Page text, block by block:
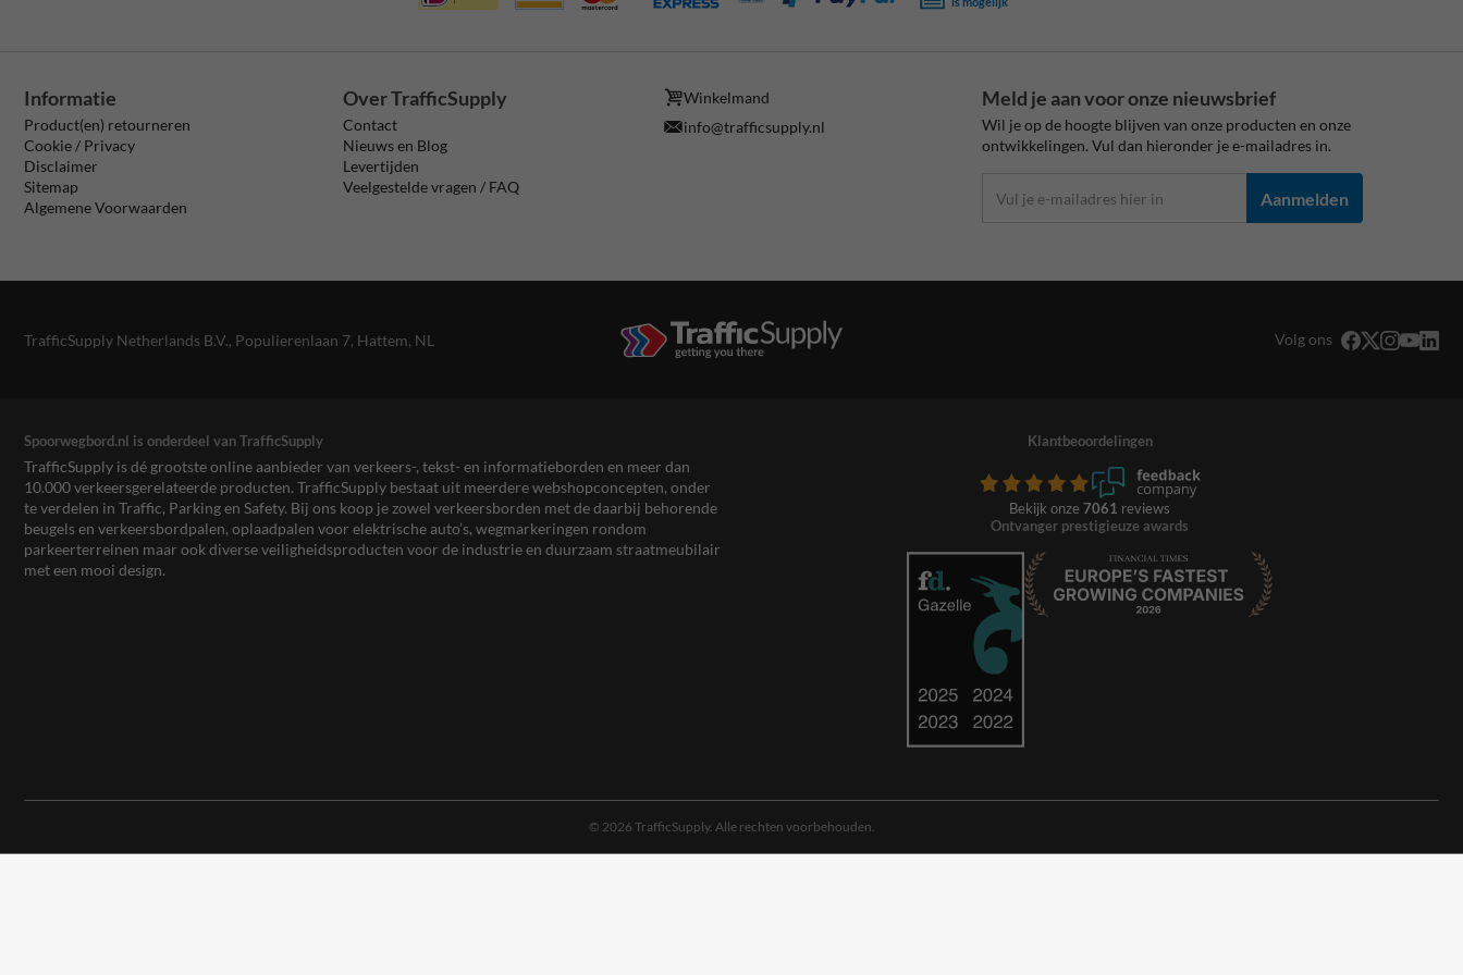
Informatie
Product(en) retourneren
Cookie / Privacy
Disclaimer
Sitemap
Algemene Voorwaarden
Over TrafficSupply
Contact
Nieuws en Blog
Levertijden
Veelgestelde vragen / FAQ
Winkelmand
info@trafficsupply.nl
Meld je aan voor onze nieuwsbrief
Wil je op de hoogte blijven van onze producten en onze
ontwikkelingen. Vul dan hieronder je e-mailadres in.
Aanmelden
TrafficSupply Netherlands B.V., Populierenlaan 7, Hattem, NL Volg ons
Spoorwegbord.nl is onderdeel van TrafficSupply
TrafficSupply is dé grootste online aanbieder van verkeers-, tekst- en informatieborden en meer dan
10.000 verkeersgerelateerde producten. TrafficSupply bestaat uit meerdere webshopconcepten, onder
te verdelen in Traffic, Parking en Safety. Bij ons koop je zowel verkeersborden met de daarbij behorende
beugels en verkeersbordpalen, oplaadpalen voor elektrische auto’s, wegmarkeringen rondom
parkeerterreinen maar ook diverse veiligheidsproducten voor de industrie en duurzaam straatmeubilair
met een mooi design.
Klantbeoordelingen
Bekijk onze 7061 reviews
Ontvanger prestigieuze awards
© 2026 TrafficSupply. Alle rechten voorbehouden.